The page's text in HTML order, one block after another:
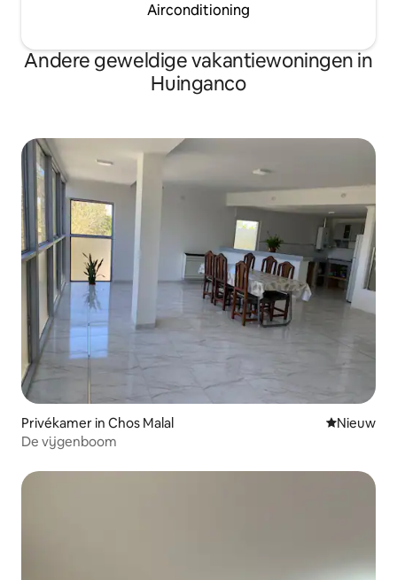
Airconditioning
Andere geweldige vakantiewoningen in
Huinganco
Privékamer in Chos Malal Nieuwe
Nieuw
De vijgenboom